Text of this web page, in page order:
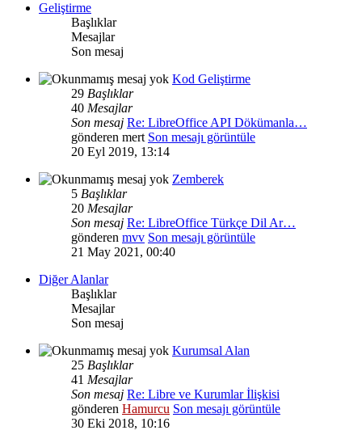
Geliştirme
Başlıklar
Mesajlar
Son mesaj
Kod Geliştirme
29 Başlıklar
40 Mesajlar
Son mesaj Re: LibreOffice API Dökümanla…
gönderen mert Son mesajı görüntüle
20 Eyl 2019, 13:14
Zemberek
5 Başlıklar
20 Mesajlar
Son mesaj Re: LibreOffice Türkçe Dil Ar…
gönderen mvv Son mesajı görüntüle
21 May 2021, 00:40
Diğer Alanlar
Başlıklar
Mesajlar
Son mesaj
Kurumsal Alan
25 Başlıklar
41 Mesajlar
Son mesaj Re: Libre ve Kurumlar İlişkisi
gönderen Hamurcu Son mesajı görüntüle
30 Eki 2018, 10:16